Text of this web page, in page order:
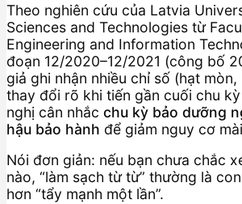
Theo nghiên cứu của Latvia
Sciences and Technologies từ
Engineering and Information
đoạn 12/2020–12/2021 (công bố
giả ghi nhận nhiều chỉ số (hạt
thay đổi rõ khi tiến gần cuối chu
nghị cân nhắc chu kỳ bảo dưỡng
hậu bảo hành để giảm nguy cơ
Nói đơn giản: nếu bạn chưa chắc
nào, “làm sạch từ từ” thường là
hơn “tẩy mạnh một lần”.